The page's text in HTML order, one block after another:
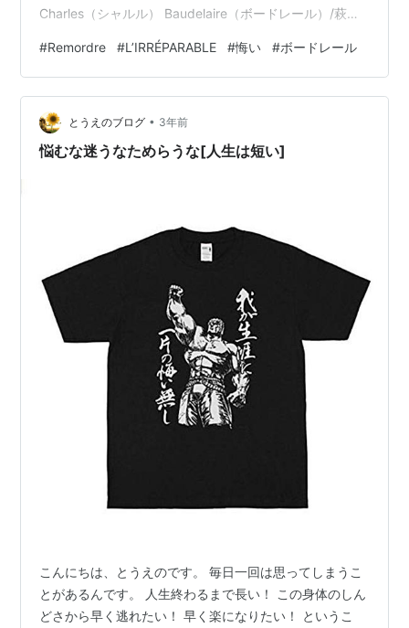
Charles（シャルル） Baudelaire（ボードレール）/萩原
www.youtube.com www.youtube.com
www.youtube.com www.youtube.com
www.youtube.com www.youtube.…
#Remordre #L’IRRÉPARABLE #悔い #ボードレール
とうえのブログ • 3年前
悩むな迷うなためらうな[人生は短い]
こんにちは、とうえのです。 毎日一回は思ってしまうこ
とがあるんです。 人生終わるまで長い！ この身体のしん
どさから早く逃れたい！ 早く楽になりたい！ というこ